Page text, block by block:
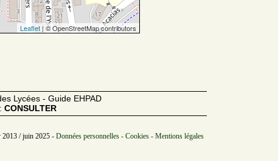
Leaflet| © OpenStreetMap contributors
Lycées - Guide EHPAD
CONSULTER
2013 / juin 2025 - Données personnelles - Cookies - Mentions légales